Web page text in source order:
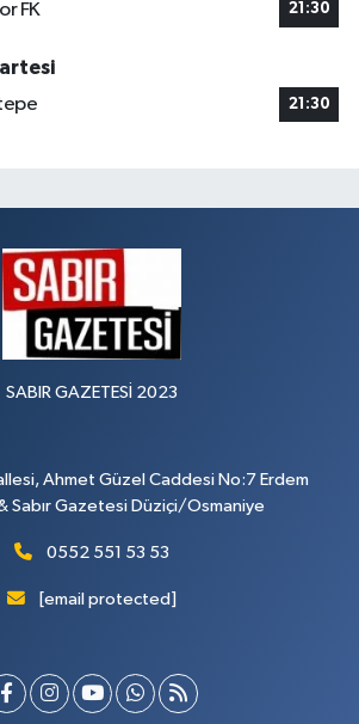
FK 21:30
21:30
SABIR GAZETESİ 2023
Ahmet Güzel Caddesi No:7 Erdem
Sabır Gazetesi Düziçi/Osmaniye
0552 551 53 53
[email protected]